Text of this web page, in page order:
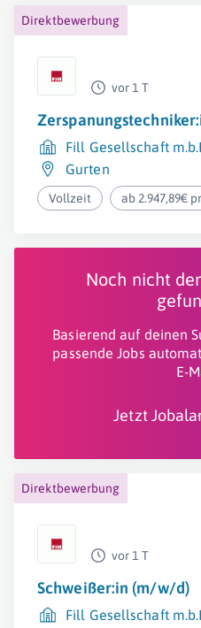
Direktbewerbung
vor 1 T
Fill Gesellschaft
Gurten
Vollzeit ab 2.947,89€
Noch nicht
Basierend auf deinen
passende Jobs
E-
Jetzt
Direktbewerbung
vor 1 T
Schweißer:in (m/w/d)
Fill Gesellschaft